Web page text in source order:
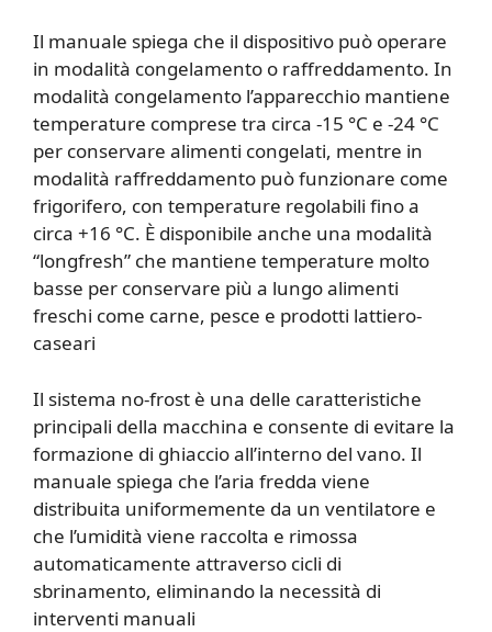
Il manuale spiega che il dispositivo può operare
in modalità congelamento o raffreddamento. In
modalità congelamento l’apparecchio mantiene
temperature comprese tra circa -15 °C e -24 °C
per conservare alimenti congelati, mentre in
modalità raffreddamento può funzionare come
frigorifero, con temperature regolabili fino a
circa +16 °C. È disponibile anche una modalità
“longfresh” che mantiene temperature molto
basse per conservare più a lungo alimenti
freschi come carne, pesce e prodotti lattiero-
caseari
Il sistema no-frost è una delle caratteristiche
principali della macchina e consente di evitare la
formazione di ghiaccio all’interno del vano. Il
manuale spiega che l’aria fredda viene
distribuita uniformemente da un ventilatore e
che l’umidità viene raccolta e rimossa
automaticamente attraverso cicli di
sbrinamento, eliminando la necessità di
interventi manuali